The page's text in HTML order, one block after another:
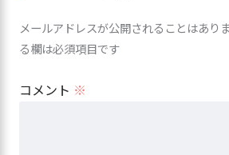
メールアドレスが公開されることはありま
る欄は必須項目です
コメント ※